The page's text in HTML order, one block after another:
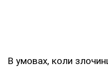
В умовах, коли